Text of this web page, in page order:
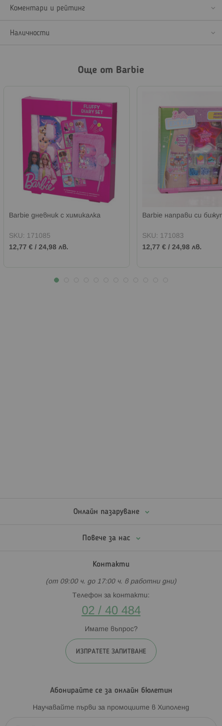
Коментари и рейтинг
Наличности
Още от Barbie
Barbie дневник с химикалка
SKU: 171085
12,77 € / 24,98 лв.
Barbie направи си
SKU: 171083
12,77 € / 24,98 лв.
Онлайн пазаруване
Повече за нас
Контакти
(от 09:00 ч. до 17:00 ч. в работни дни)
Телефон за контакти:
02 / 40 484
Имате въпрос?
ИЗПРАТЕТЕ ЗАПИТВАНЕ
Абонирайте се за онлайн бюлетин
Научавайте първи за промоциите в Хиполенд